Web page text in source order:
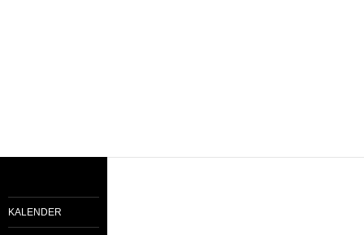
KALENDER